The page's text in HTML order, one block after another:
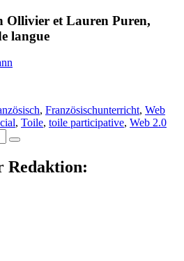
Ollivier et Lauren Puren,
langue
, Französischunterricht, Web
, Toile, toile participative, Web 2.0
Redaktion: